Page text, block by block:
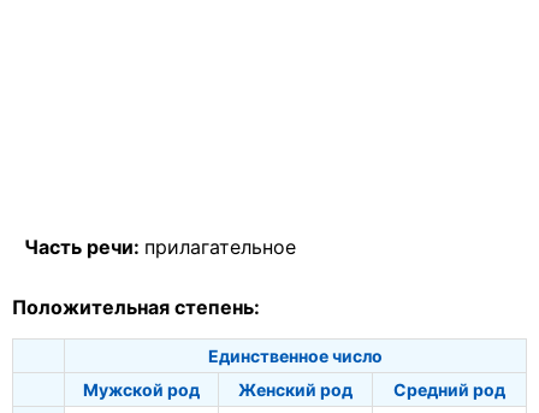
Часть речи: прилагательное
Положительная степень:
Единственное число
Мужской род
Женский род
Средний род